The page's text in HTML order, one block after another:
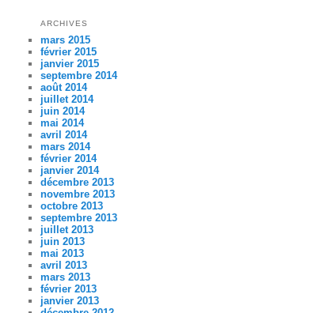
ARCHIVES
mars 2015
février 2015
janvier 2015
septembre 2014
août 2014
juillet 2014
juin 2014
mai 2014
avril 2014
mars 2014
février 2014
janvier 2014
décembre 2013
novembre 2013
octobre 2013
septembre 2013
juillet 2013
juin 2013
mai 2013
avril 2013
mars 2013
février 2013
janvier 2013